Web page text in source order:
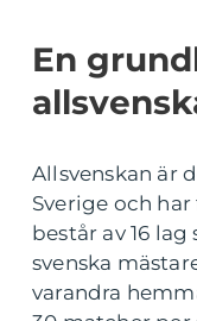
En
Allsvenskan är
Sverige och har
består av 16
svenska
varandra